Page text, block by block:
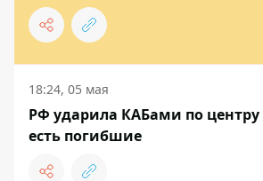
18:24, 05 мая
РФ ударила КАБами по центру
есть погибшие